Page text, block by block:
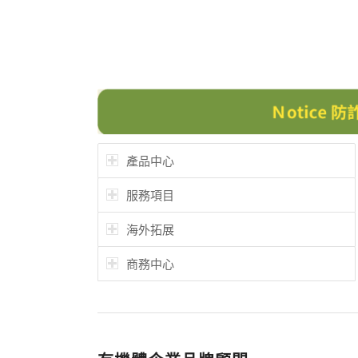
產品中心
服務項目
海外拓展
商務中心